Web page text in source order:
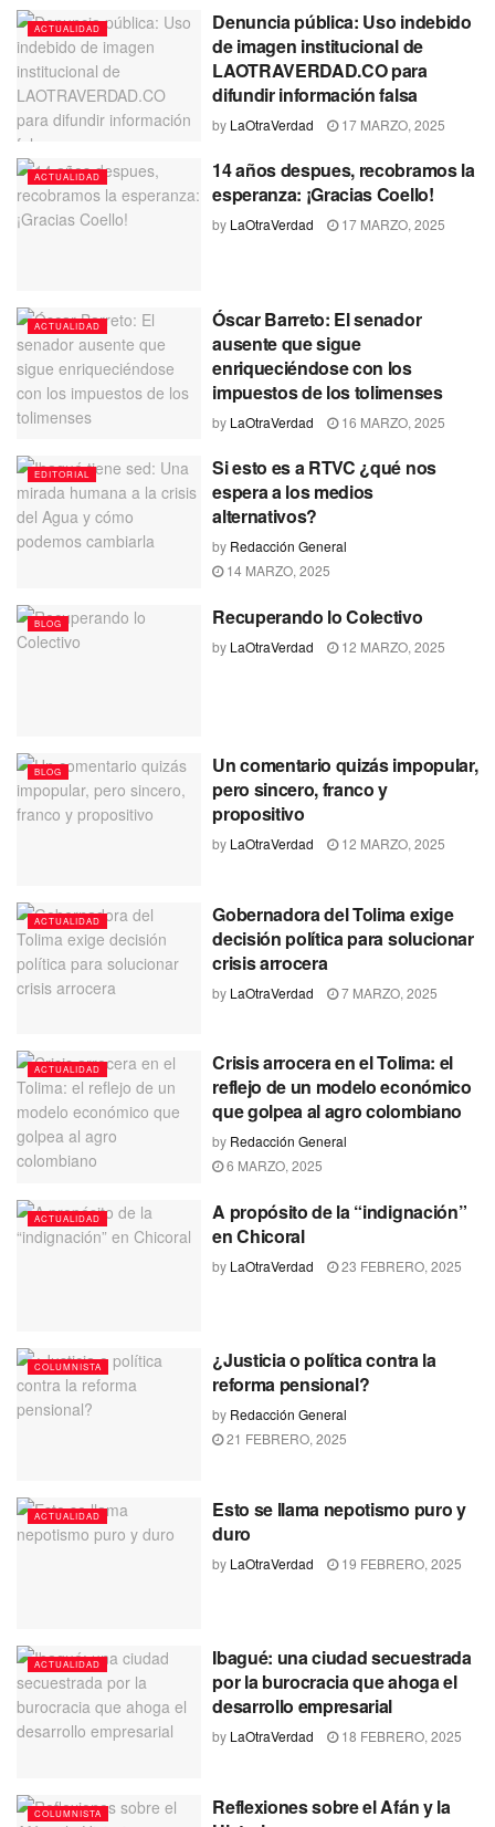
ACTUALIDAD
Denuncia pública: Uso indebido
de imagen institucional de
LAOTRAVERDAD.CO para
difundir información falsa
by LaOtraVerdad 17 MARZO, 2025
ACTUALIDAD
14 años despues, recobramos la
esperanza: ¡Gracias Coello!
by LaOtraVerdad 17 MARZO, 2025
ACTUALIDAD
Óscar Barreto: El senador
ausente que sigue
enriqueciéndose con los
impuestos de los tolimenses
by LaOtraVerdad 16 MARZO, 2025
EDITORIAL
Si esto es a RTVC ¿qué nos
espera a los medios
alternativos?
by Redacción General
14 MARZO, 2025
BLOG Recuperando lo Colectivo
by LaOtraVerdad 12 MARZO, 2025
BLOG
Un comentario quizás impopular,
pero sincero, franco y
propositivo
by LaOtraVerdad 12 MARZO, 2025
ACTUALIDAD
Gobernadora del Tolima exige
decisión política para solucionar
crisis arrocera
by LaOtraVerdad 7 MARZO, 2025
ACTUALIDAD
Crisis arrocera en el Tolima: el
reflejo de un modelo económico
que golpea al agro colombiano
by Redacción General
6 MARZO, 2025
ACTUALIDAD
A propósito de la “indignación”
en Chicoral
by LaOtraVerdad 23 FEBRERO, 2025
COLUMNISTA
¿Justicia o política contra la
reforma pensional?
by Redacción General
21 FEBRERO, 2025
ACTUALIDAD
Esto se llama nepotismo puro y
duro
by LaOtraVerdad 19 FEBRERO, 2025
ACTUALIDAD
Ibagué: una ciudad secuestrada
por la burocracia que ahoga el
desarrollo empresarial
by LaOtraVerdad 18 FEBRERO, 2025
COLUMNISTA
Reflexiones sobre el Afán y la